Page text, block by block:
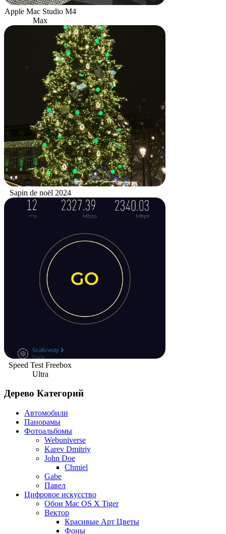
Apple Mac Studio M4
Max
Sapin de noël 2024
Speed Test Freebox
Ultra
Дерево Категорий
Автомобили
Панорамы
Фотоальбомы
Webuniverse
Karev Dmitriy
John Doe
Chmiel
Gabe
Павел
Цифровое искусство
Обои Mac OS X Tiger
Вектор
Красивые Арт Цветы
Фоны